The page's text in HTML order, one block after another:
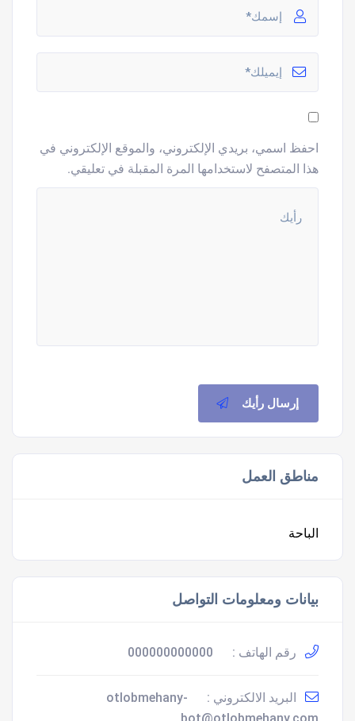
احفظ اسمي، بريدي الإلكتروني، والموقع الإلكتروني في
هذا المتصفح لاستخدامها المرة المقبلة في تعليقي.
إرسال رأيك
مناطق العمل
الباحة
بيانات ومعلومات التواصل
رقم الهاتف : 000000000000
البريد الالكتروني :
otlobmehany-